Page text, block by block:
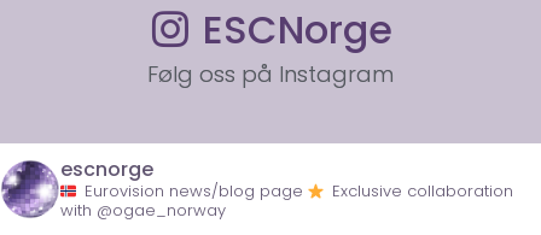
ESCNorge
Følg oss på Instagram
escnorge
Eurovision news/blog page
Exclusive collaboration
with @ogae_norway